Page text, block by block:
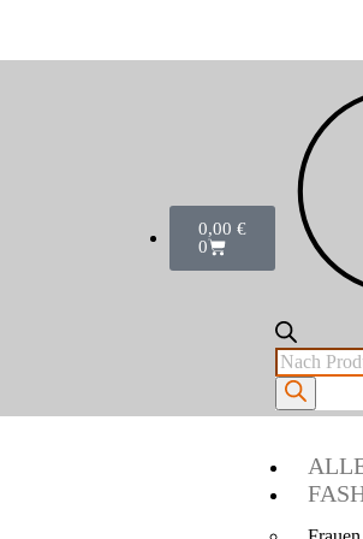
0,00 €
0